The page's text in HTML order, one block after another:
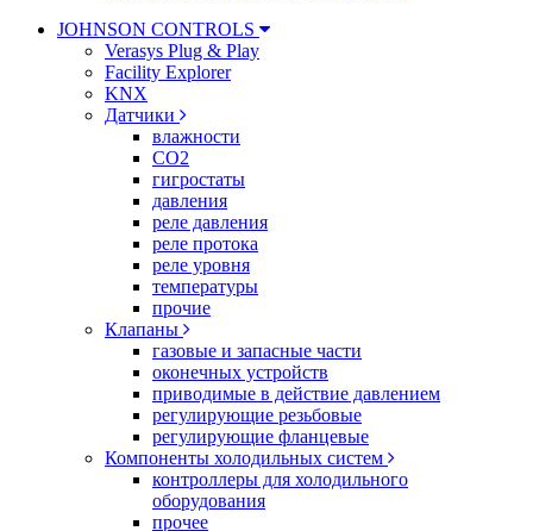
JOHNSON CONTROLS
Verasys Plug & Play
Facility Explorer
KNX
Датчики
влажности
CO2
гигростаты
давления
реле давления
реле протока
реле уровня
температуры
прочие
Клапаны
газовые и запасные части
оконечных устройств
приводимые в действие давлением
регулирующие резьбовые
регулирующие фланцевые
Компоненты холодильных систем
контроллеры для холодильного
оборудования
прочее